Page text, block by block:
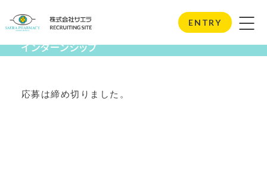
ENTRY
Internship
インターンシップ
応募は締め切りました。